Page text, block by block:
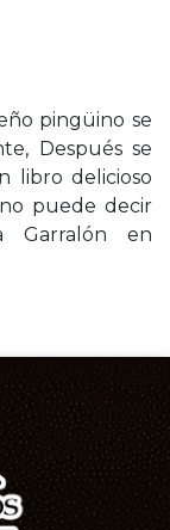
pingüino se
Después se
libro delicioso
puede decir
Garralón en